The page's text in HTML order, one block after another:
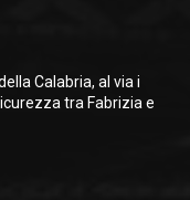
Calabria, al via i
tra Fabrizia e